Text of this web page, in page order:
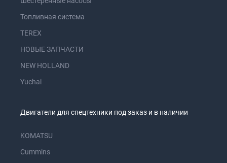
Топливная система
TEREX
НОВЫЕ ЗАПЧАСТИ
NEW HOLLAND
Yuchai
Двигатели для спецтехники под заказ и в наличии
KOMATSU
Cummins